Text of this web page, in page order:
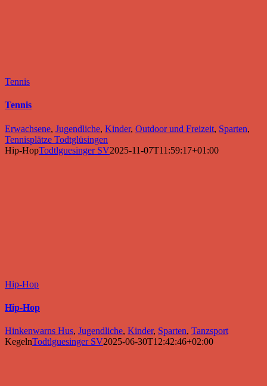
Tennis
Tennis
Erwachsene, Jugendliche, Kinder, Outdoor und Freizeit, Sparten,
Tennisplätze Todtglüsingen
Hip-HopTodtlguesinger SV2025-11-07T11:59:17+01:00
Hip-Hop
Hip-Hop
Hinkenwarns Hus, Jugendliche, Kinder, Sparten, Tanzsport
KegelnTodtlguesinger SV2025-06-30T12:42:46+02:00